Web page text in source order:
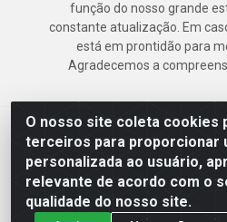
O nosso site coleta cookies
terceiros para proporcionar
personalizada ao usuário,
relevante de acordo com o
qualidade do nosso site.
função do nosso grande
constante atualização. Em
está em prontidão para
Agradecemos a
Deskontão Atacado - Av. Marechal
Imbiribeira - Recife/PE - CEP
57